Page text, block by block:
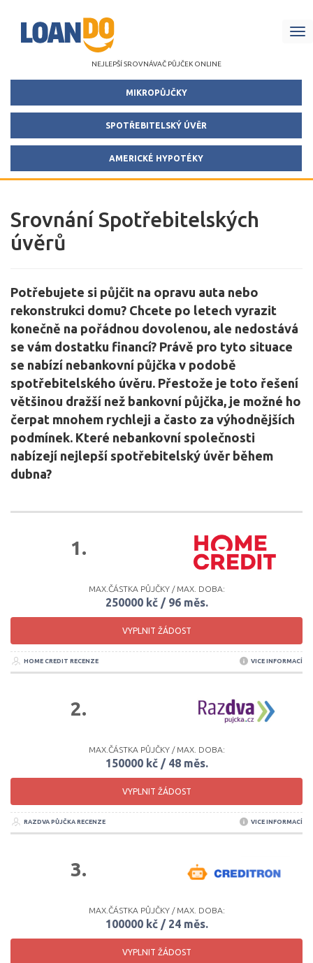
NEJLEPŠÍ SROVNÁVAČ PŮJČEK ONLINE
MIKROPŮJČKY
SPOTŘEBITELSKÝ ÚVĚR
AMERICKÉ HYPOTÉKY
Srovnání Spotřebitelských
úvěrů
Potřebujete si půjčit na opravu auta nebo
rekonstrukci domu? Chcete po letech vyrazit
konečně na pořádnou dovolenou, ale nedostává
se vám dostatku financí? Právě pro tyto situace
se nabízí nebankovní půjčka v podobě
spotřebitelského úvěru. Přestože je toto řešení
většinou dražší než bankovní půjčka, je možné ho
čerpat mnohem rychleji a často za výhodnějších
podmínek. Které nebankovní společnosti
nabízejí nejlepší spotřebitelský úvěr během
dubna?
1.
MAX.ČÁSTKA PŮJČKY / MAX. DOBA:
250000 kč / 96 měs.
VYPLNIT ŽÁDOST
HOME CREDIT RECENZE VICE INFORMACÍ
2.
MAX.ČÁSTKA PŮJČKY / MAX. DOBA:
150000 kč / 48 měs.
VYPLNIT ŽÁDOST
RAZDVA PŮJČKA RECENZE VICE INFORMACÍ
3.
MAX.ČÁSTKA PŮJČKY / MAX. DOBA:
100000 kč / 24 měs.
VYPLNIT ŽÁDOST